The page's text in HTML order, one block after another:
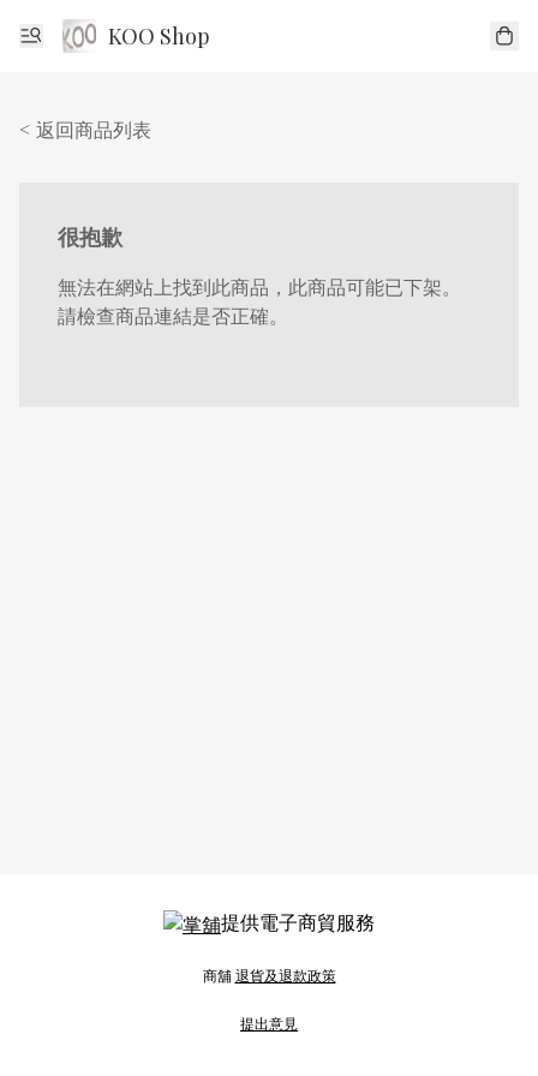
KOO Shop
< 返回商品列表
很抱歉
無法在網站上找到此商品，此商品可能已下架。
請檢查商品連結是否正確。
提供電子商貿服務
商舖退貨及退款政策
提出意見